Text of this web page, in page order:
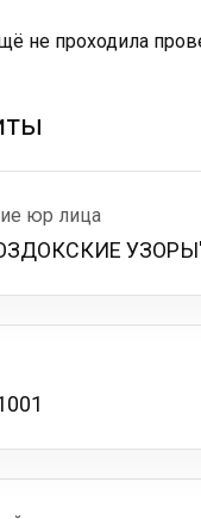
не проходила
юр лица